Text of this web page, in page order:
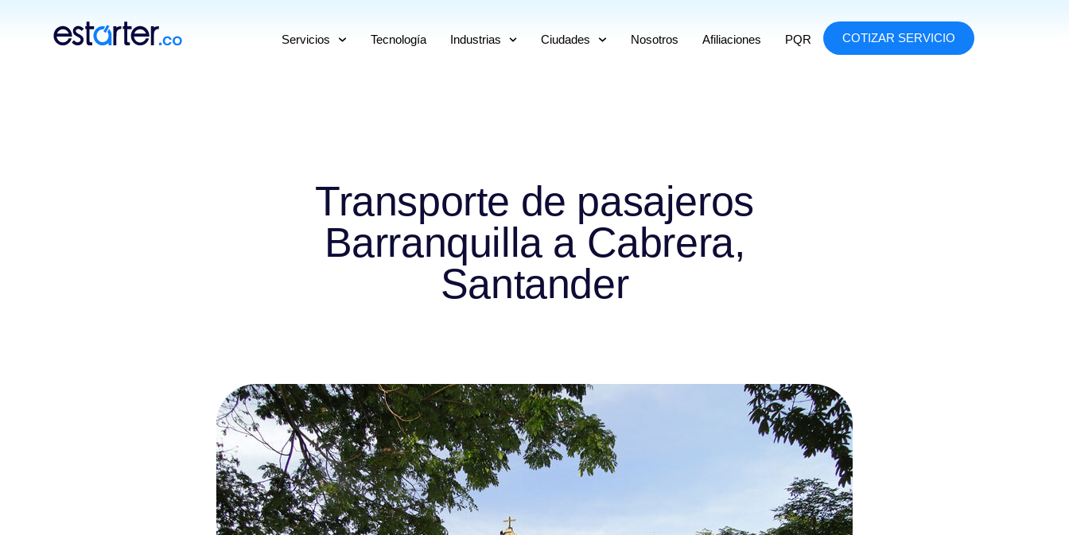
Servicios Tecnología Industrias Ciudades Nosotros Afiliaciones PQR COTIZAR SERVICIO
Transporte de pasajeros
Barranquilla a Cabrera,
Santander